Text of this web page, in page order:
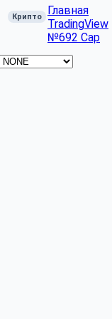
Крипто
Главная
TradingView
№692 Cap